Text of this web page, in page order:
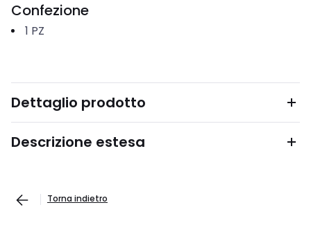
Confezione
1 PZ
Dettaglio prodotto
Descrizione estesa
Torna indietro